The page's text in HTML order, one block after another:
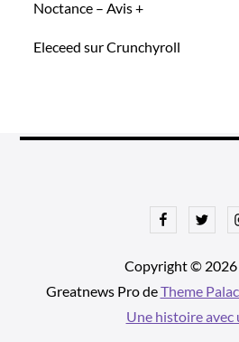
Noctance – Avis +
Eleceed sur Crunchyroll
FacebookTwitter
Copyright © 2026
Greatnews Pro deTheme
Une histoire avec